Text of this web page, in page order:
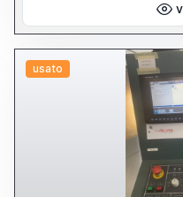
usato